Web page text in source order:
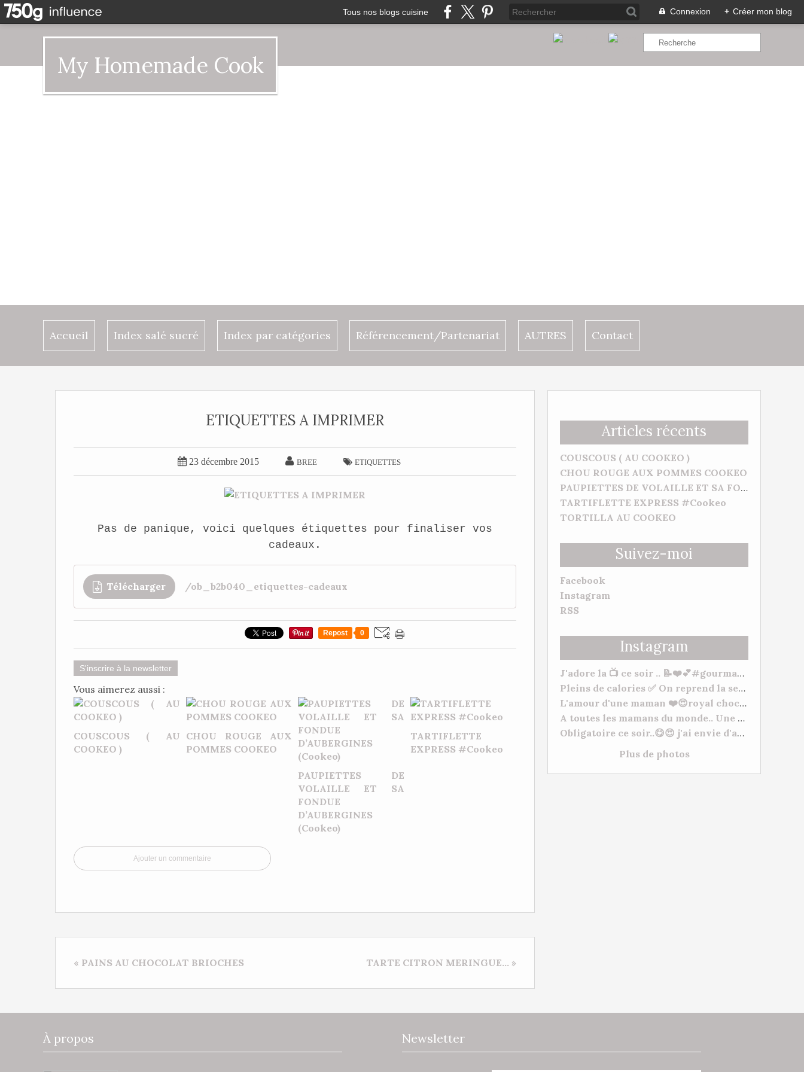
Tous nos blogs cuisine Connexion + Créer mon blog
My Homemade Cook
Accueil Index salé sucré Index par catégories Référencement/Partenariat AUTRES Contact
Articles récents
COUSCOUS ( AU COOKEO )
CHOU ROUGE AUX POMMES COOKEO
PAUPIETTES DE VOLAILLE ET SA FONDUE D’AUBERGINES (Cookeo)
TARTIFLETTE EXPRESS #Cookeo
TORTILLA AU COOKEO
Suivez-moi
Facebook
Instagram
RSS
Instagram
J'adore la 📺 ce soir .. 📝❤️💕#gourmandise #myhomemadecook #meilleurspatissiers
Pleins de calories ✅ On reprend la semaine 🥒. Bonne soirée et bonne semaine à tous. 😋❤️ #behappy #famille #gourmandise #yummy #tm31 #tm5 #gourmandise
L'amour d'une maman ❤️😍royal chocolat ( mangue/framboises) "De l'amour, de l'amour, de l'amour 💕" à mes deux petits chats Morgane Et Hugo. --- #patisserie #fetedesmeres #homemadefood #chocolat #lovecooking #cookingtime #yummy #tm31 #thermomixfrance #bestofthermomix #thermomixrecipes #thermomixtm5
A toutes les mamans du monde.. Une très bonne fête, plein de gros bisous à vous toutes. ❤️😍❤️ #fetesdesmeres #amour
Obligatoire ce soir..😋😍 j'ai envie d'acheter du matériel de Pâtisserie lol normal ???? #cuisineshop #meilleurspatissiers #patisserie
Plus de photos
ETIQUETTES A IMPRIMER
 23 décembre 2015  BREE  ETIQUETTES
Pas de panique, voici quelques étiquettes pour finaliser vos
cadeaux.
Télécharger /ob_b2b040_etiquettes-cadeaux
Repost 0
S'inscrire à la newsletter
Vous aimerez aussi :
COUSCOUS ( AU
COOKEO )
CHOU ROUGE AUX
POMMES COOKEO
PAUPIETTES DE
VOLAILLE ET SA
FONDUE
D’AUBERGINES
(Cookeo)
TARTIFLETTE
EXPRESS #Cookeo
Ajouter un commentaire
« PAINS AU CHOCOLAT BRIOCHES TARTE CITRON MERINGUE... »
À propos Newsletter